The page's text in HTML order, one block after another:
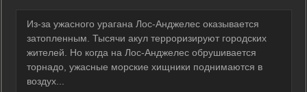
Из-за ужасного урагана Лос-Анджелес оказывается
затопленным. Тысячи акул терроризируют городских
жителей. Но когда на Лос-Анджелес обрушивается
торнадо, ужасные морские хищники поднимаются в
воздух...